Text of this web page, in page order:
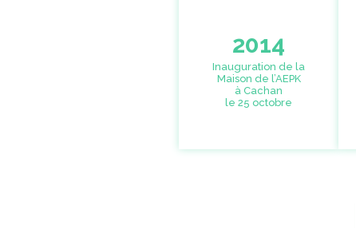
2014
Inauguration de la
Maison de l’AEPK
à Cachan
le 25 octobre